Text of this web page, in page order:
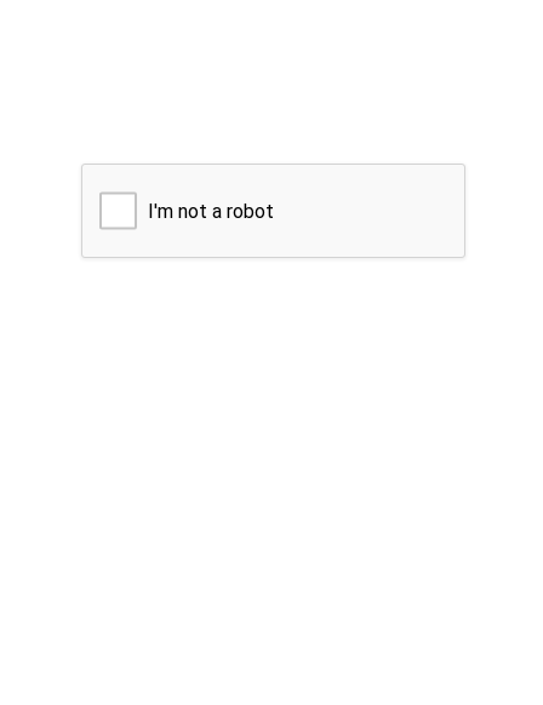
I'm not a robot